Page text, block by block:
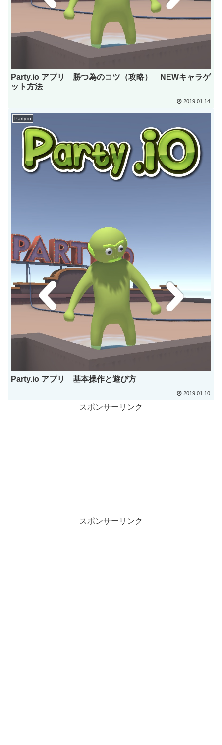
Party.io アプリ 勝つ為のコツ（攻略） NEWキャラゲ
ット方法
2019.01.14
Party.io
Party.io アプリ 基本操作と遊び方
2019.01.10
スポンサーリンク
スポンサーリンク